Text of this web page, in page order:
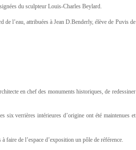
du sculpteur Louis-Charles Beylard.
l’eau, attribuées à Jean D.Benderly, élève de Puvis de
en chef des monuments historiques, de redessiner
six verrières intérieures d’origine ont été maintenues et
faire de l’espace d’exposition un pôle de référence.